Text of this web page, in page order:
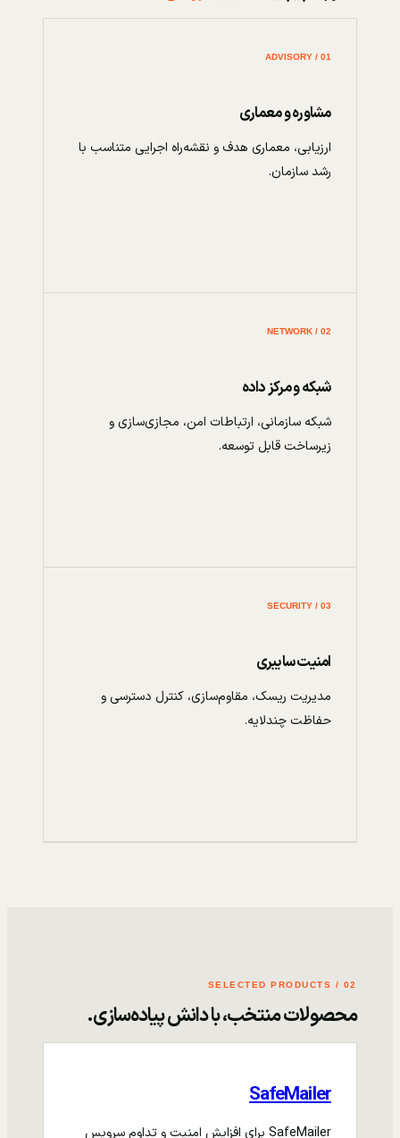
01 / ADVISORY
مشاوره و معماری
ارزیابی، معماری هدف و نقشه‌راه اجرایی متناسب با
رشد سازمان.
02 / NETWORK
شبکه و مرکز داده
شبکه سازمانی، ارتباطات امن، مجازی‌سازی و
زیرساخت قابل توسعه.
03 / SECURITY
امنیت سایبری
مدیریت ریسک، مقاوم‌سازی، کنترل دسترسی و
حفاظت چندلایه.
02 / SELECTED PRODUCTS
محصولات منتخب، با دانش پیاده‌سازی.
SafeMailer
SafeMailer برای افزایش امنیت و تداوم سرویس